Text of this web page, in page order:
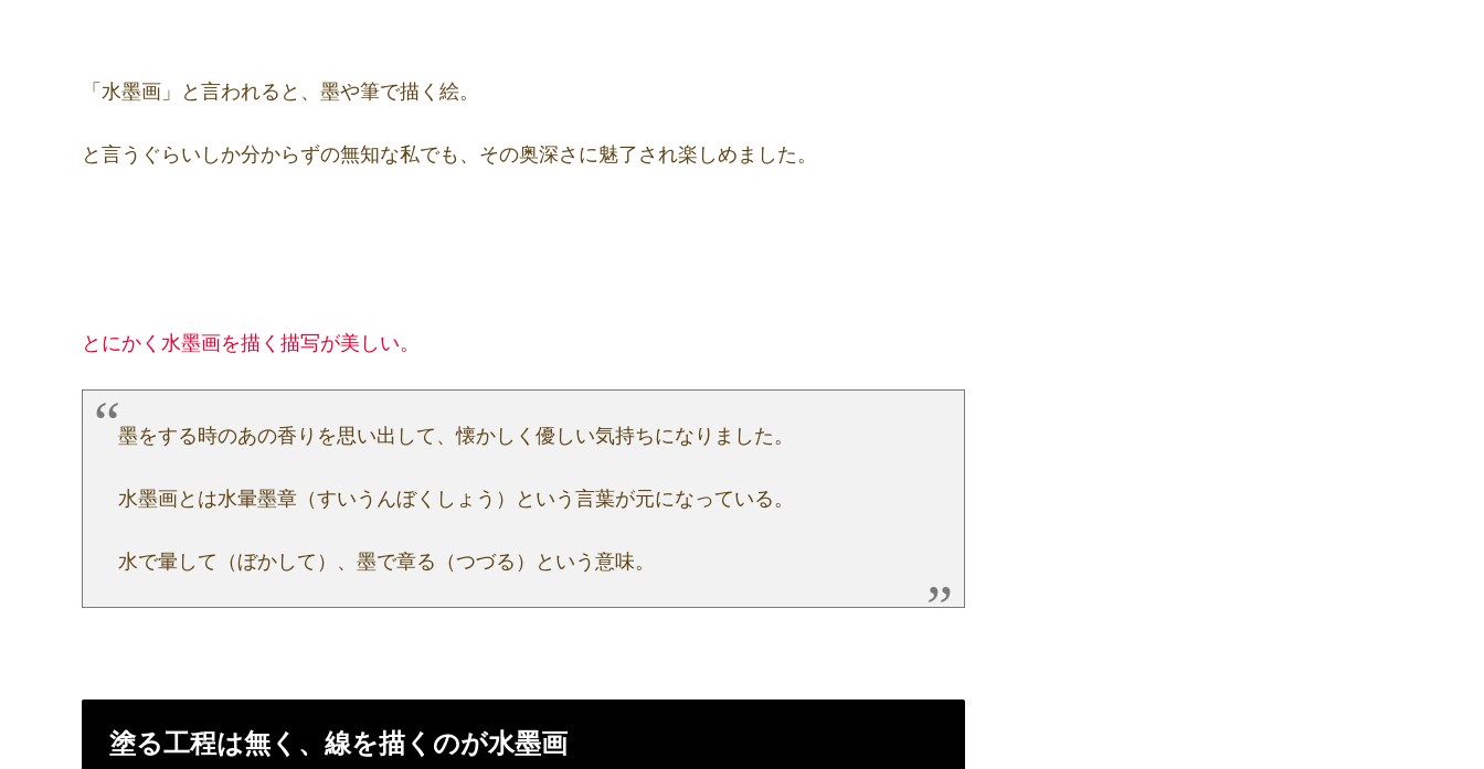
「水墨画」と言われると、墨や筆で描く絵。
と言うぐらいしか分からずの無知な私でも、その奥深さに魅了され楽しめました。
とにかく水墨画を描く描写が美しい。
墨をする時のあの香りを思い出して、懐かしく優しい気持ちになりました。
水墨画とは水暈墨章（すいうんぼくしょう）という言葉が元になっている。
水で暈して（ぼかして）、墨で章る（つづる）という意味。
塗る工程は無く、線を描くのが水墨画